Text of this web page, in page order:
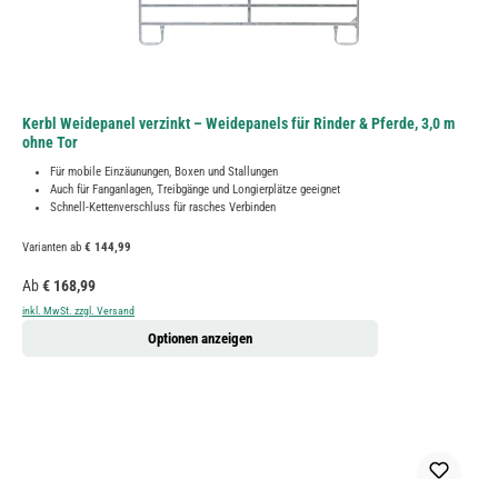
Kerbl Weidepanel verzinkt – Weidepanels für Rinder & Pferde, 3,0 m
ohne Tor
Für mobile Einzäunungen, Boxen und Stallungen
Auch für Fanganlagen, Treibgänge und Longierplätze geeignet
Schnell-Kettenverschluss für rasches Verbinden
Varianten ab € 144,99
Regulärer Preis:
Ab€ 168,99
inkl. MwSt. zzgl. Versand
Optionen anzeigen